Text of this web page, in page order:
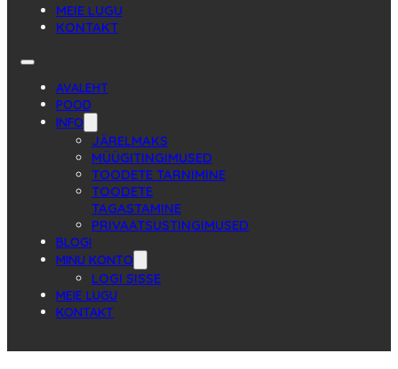
MEIE LUGU
KONTAKT
AVALEHT
POOD
INFO
JÄRELMAKS
MÜÜGITINGIMUSED
TOODETE TARNIMINE
TOODETE
TAGASTAMINE
PRIVAATSUSTINGIMUSED
BLOGI
MINU KONTO
LOGI SISSE
MEIE LUGU
KONTAKT